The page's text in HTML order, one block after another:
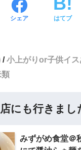
シェア はてブ
小上がりor子供イス
類
にも行きまし
みずがめ食堂＠